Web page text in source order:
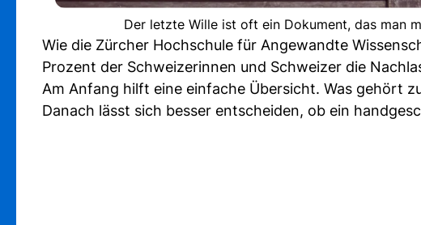
Der letzte Wille ist oft ein Dokument, das man
Wie die Zürcher Hochschule für Angewandte
Prozent der Schweizerinnen und Schweizer die
Am Anfang hilft eine einfache Übersicht. Was gehört
Danach lässt sich besser entscheiden, ob ein